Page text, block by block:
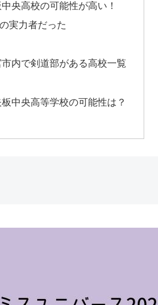
央高校の可能性が高い！
実力者だった
内で剣道部がある高校一覧
中央高等学校の可能性は？